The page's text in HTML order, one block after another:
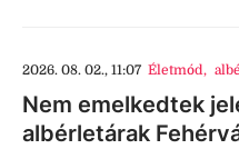
2026. 08. 02., 11:07 Életmód,
Nem emelkedtek
albérletárak